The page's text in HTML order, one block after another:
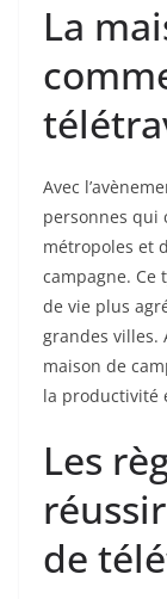
La
Avec
personnes qui
métropoles et
campagne. Ce
de vie plus
grandes villes.
maison de
la productivité
Les
de